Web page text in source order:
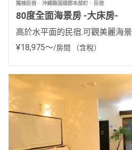
獨棟民宿 沖繩縣国頭郡本部町 民宿
80度全面海景房 -大床房-
高於水平面的民宿,可觀美麗海景
¥18,975〜/房間 （含稅）